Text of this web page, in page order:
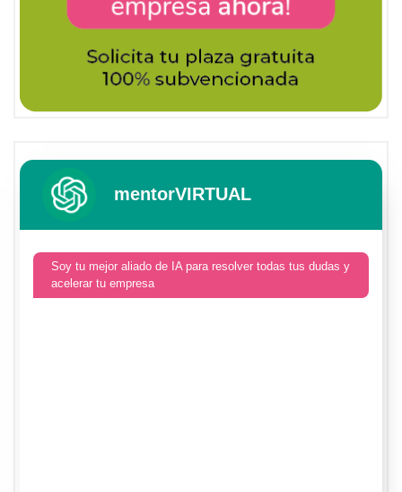
mentorVIRTUAL
Soy tu mejor aliado de IA para resolver todas tus dudas y
acelerar tu empresa